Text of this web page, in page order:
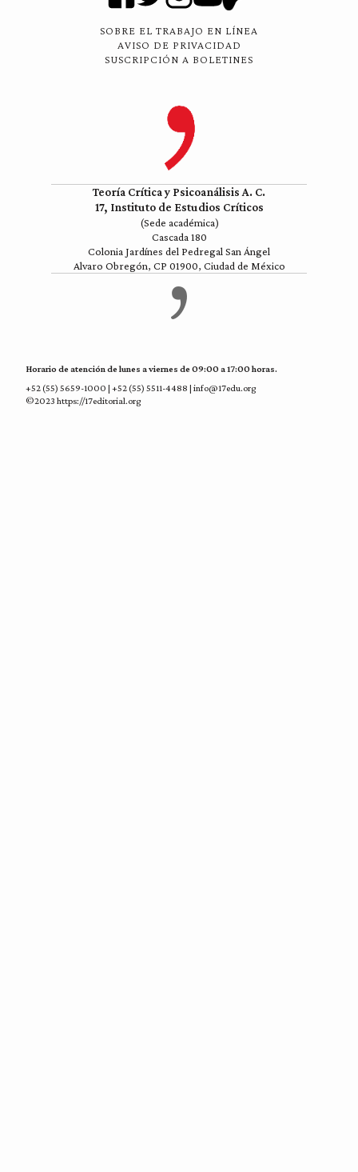
SOBRE EL TRABAJO EN LÍNEA
AVISO DE PRIVACIDAD
SUSCRIPCIÓN A BOLETINES
Teoría Crítica y Psicoanálisis A. C.
17, Instituto de Estudios Críticos
(Sede académica)
Cascada 180
Colonia Jardínes del Pedregal San Ángel
Alvaro Obregón, CP 01900, Ciudad de México
Horario de atención de lunes a viernes de 09:00 a 17:00 horas.
+52 (55) 5659-1000 | +52 (55) 5511-4488 | info@17edu.org
©2023 https://17editorial.org